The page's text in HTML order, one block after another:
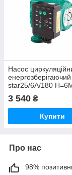
Насос
star25/6A/180
кабелем та гайками)
(TF0083)
3 540 ₴
Купити
Про нас
98%